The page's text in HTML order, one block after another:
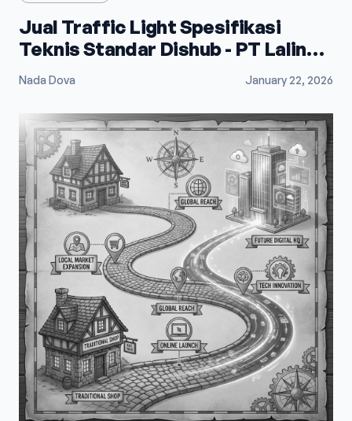
Jual Traffic Light Spesifikasi
Teknis Standar Dishub - PT Lalindo
Mega Utama
Nada Dova January 22, 2026